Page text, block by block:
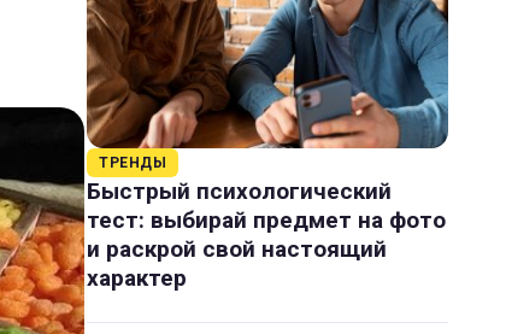
ТРЕНДЫ
Быстрый психологический
тест: выбирай предмет на фото
и раскрой свой настоящий
характер